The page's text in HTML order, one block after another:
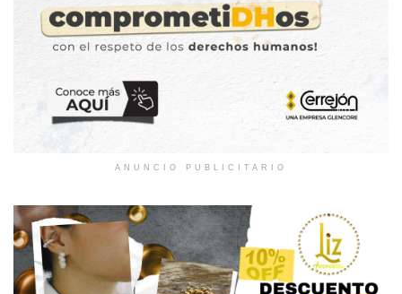
ANUNCIO PUBLICITARIO